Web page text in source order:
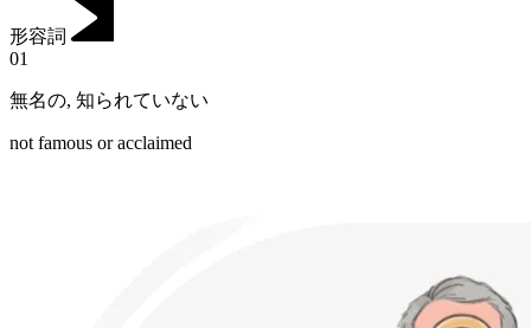
形容詞
01
無名の, 知られていない
not famous or acclaimed